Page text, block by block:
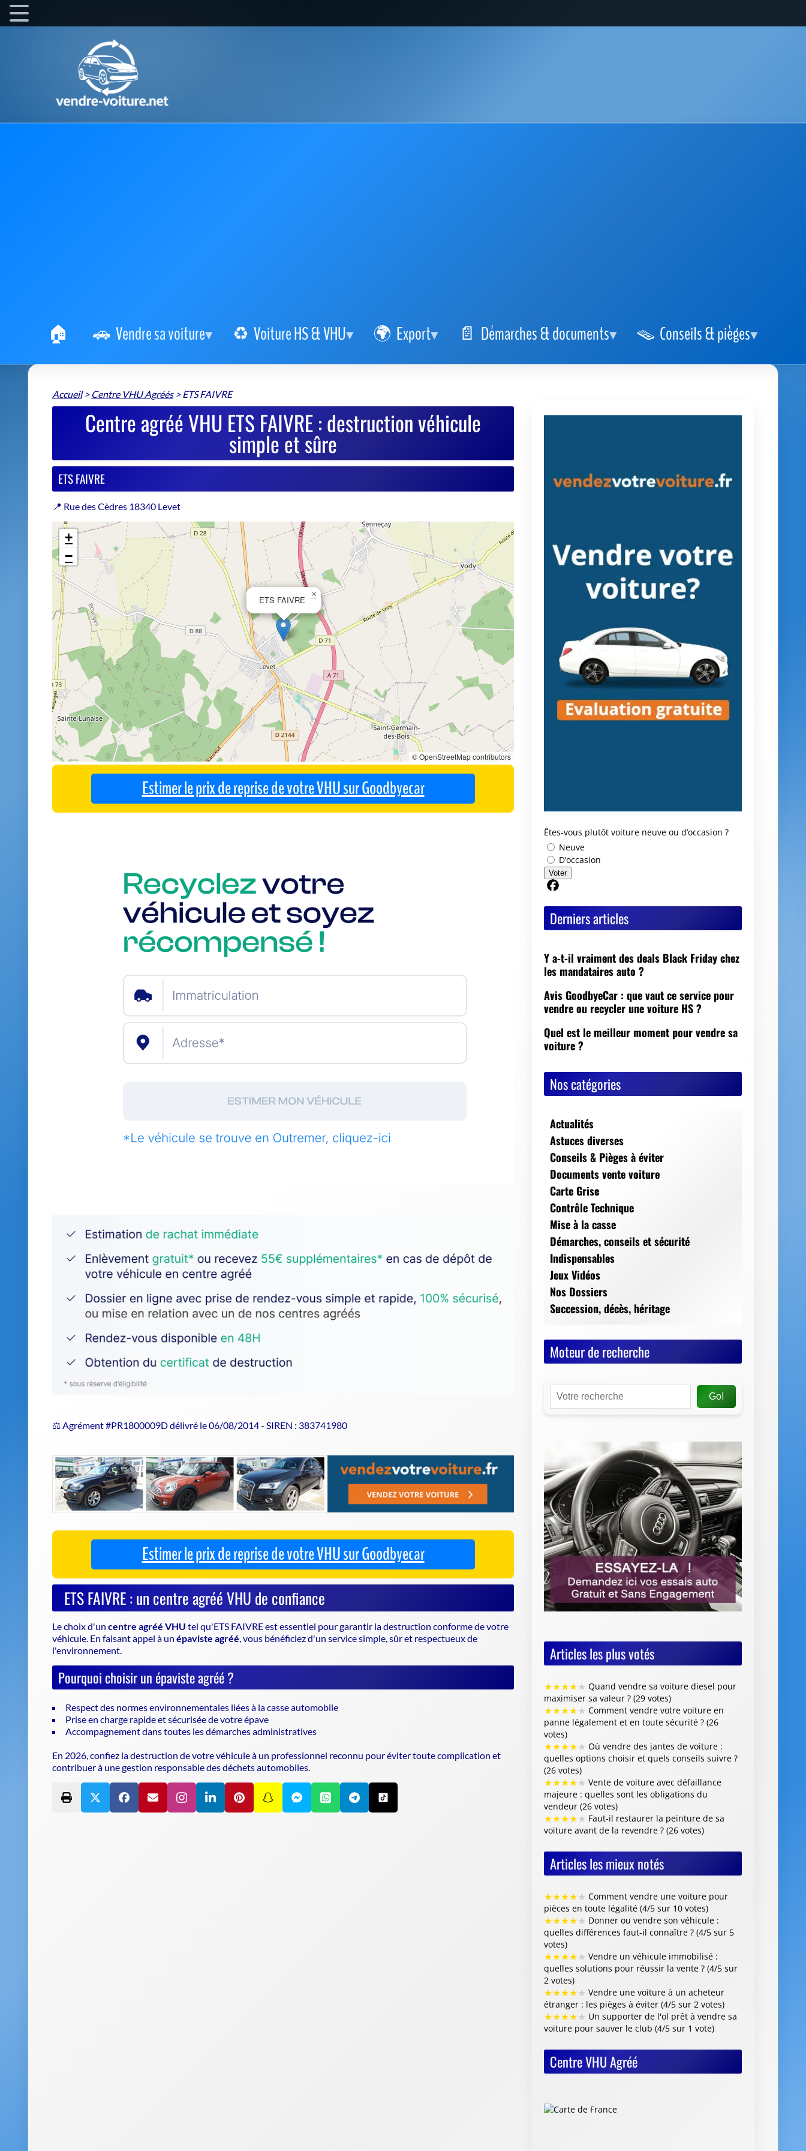
Vendre sa voiture Voiture HS & VHU Export Démarches & documents Conseils & pièges
Accueil> Centre VHU Agréés>ETS FAIVRE
Centre agréé VHU ETS FAIVRE : destruction véhicule
simple et sûre
ETS FAIVRE
📍 Rue des Cèdres 18340 Levet
ETS FAIVRE
×
+
−
© OpenStreetMap contributors
Estimer le prix de reprise de votre VHU sur Goodbyecar
⚖️ Agrément #PR1800009D délivré le 06/08/2014 - SIREN : 383741980
Estimer le prix de reprise de votre VHU sur Goodbyecar
ETS FAIVRE : un centre agréé VHU de confiance
Le choix d'un centre agréé VHU tel qu'ETS FAIVRE est essentiel pour garantir ladestruction conforme de votre
véhicule. En faisant appel à un épaviste agréé, vous bénéficiez d'un service simple, sûr et respectueux de
l'environnement.
Pourquoi choisir un épaviste agréé ?
Respect des normes environnementales liées à la casse automobile
Prise en charge rapide et sécurisée de votre épave
Accompagnement dans toutes les démarches administratives
En 2026, confiez la destruction de votre véhicule à un professionnel reconnu pour éviter toute complication et
contribuer à une gestion responsable des déchets automobiles.
Êtes-vous plutôt voiture neuve ou d’occasion ?
Neuve
D’occasion
Voter
Derniers articles
Y a-t-il vraiment des deals Black Friday chez
les mandataires auto ?
Avis GoodbyeCar : que vaut ce service pour
vendre ou recycler une voiture HS ?
Quel est le meilleur moment pour vendre sa
voiture ?
Nos catégories
Actualités
Astuces diverses
Conseils & Pièges à éviter
Documents vente voiture
Carte Grise
Contrôle Technique
Mise à la casse
Démarches, conseils et sécurité
Indispensables
Jeux Vidéos
Nos Dossiers
Succession, décès, héritage
Moteur de recherche
Go!
Articles les plus votés
★★★★★ Quand vendre sa voiture diesel pour
maximiser sa valeur ? (29 votes)
★★★★★ Comment vendre votre voiture en
panne légalement et en toute sécurité ? (26
votes)
★★★★★ Où vendre des jantes de voiture :
quelles options choisir et quels conseils suivre ?
(26 votes)
★★★★★ Vente de voiture avec défaillance
majeure : quelles sont les obligations du
vendeur (26 votes)
★★★★★ Faut-il restaurer la peinture de sa
voiture avant de la revendre ? (26 votes)
Articles les mieux notés
★★★★★ Comment vendre une voiture pour
pièces en toute légalité (4/5 sur 10 votes)
★★★★★ Donner ou vendre son véhicule :
quelles différences faut-il connaître ? (4/5 sur 5
votes)
★★★★★ Vendre un véhicule immobilisé :
quelles solutions pour réussir la vente ? (4/5 sur
2 votes)
★★★★★ Vendre une voiture à un acheteur
étranger : les pièges à éviter (4/5 sur 2 votes)
★★★★★ Un supporter de l'ol prêt à vendre sa
voiture pour sauver le club (4/5 sur 1 vote)
Centre VHU Agréé